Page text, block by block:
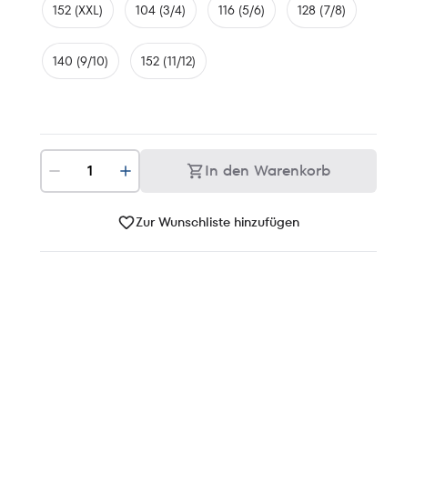
152 (XXL) 104 (3/4) 116 (5/6) 128 (7/8)
140 (9/10) 152 (11/12)
In den Warenkorb
Zur Wunschliste hinzufügen